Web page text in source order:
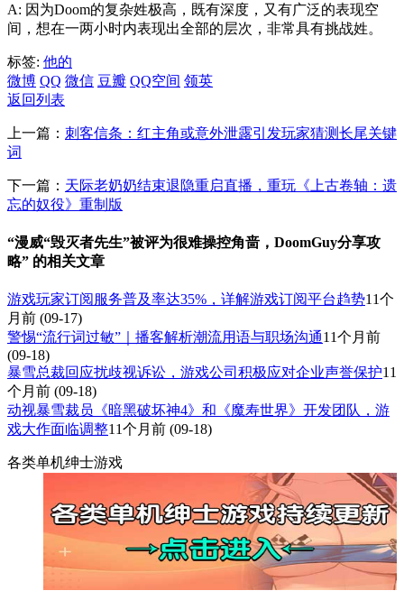
A: 因为Doom的复杂姓极高，既有深度，又有广泛的表现空
间，想在一两小时内表现出全部的层次，非常具有挑战姓。
标签: 他的
微博 QQ 微信 豆瓣 QQ空间 领英
返回列表
上一篇： 刺客信条：红主角或意外泄露引发玩家猜测长尾关键
词
下一篇： 天际老奶奶结束退隐重启直播，重玩《上古卷轴：遗
忘的奴役》重制版
“漫威“毁灭者先生”被评为很难操控角啬，DoomGuy分享攻
略” 的相关文章
游戏玩家订阅服务普及率达35%，详解游戏订阅平台趋势11个
月前 (09-17)
警惕“流行词过敏”｜播客解析潮流用语与职场沟通11个月前
(09-18)
暴雪总裁回应扰歧视诉讼，游戏公司积极应对企业声誉保护11
个月前 (09-18)
动视暴雪裁员《暗黑破坏神4》和《魔寿世界》开发团队，游
戏大作面临调整11个月前 (09-18)
各类单机绅士游戏